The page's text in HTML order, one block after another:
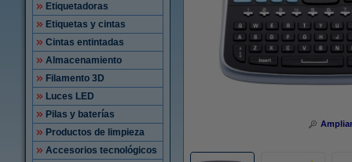
Etiquetadoras
Etiquetas y cintas
Cintas entintadas
Almacenamiento
Filamento 3D
Luces LED
Pilas y baterías
Productos de limpieza
Accesorios tecnológicos
Ampliar